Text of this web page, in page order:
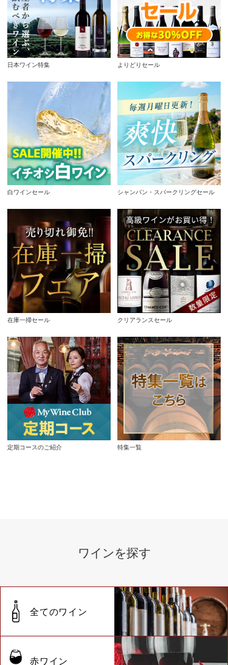
日本ワイン特集 よりどりセール
白ワインセール シャンパン・スパークリングセール
在庫一掃セール クリアランスセール
定期コースのご紹介 特集一覧
ワインを探す
全てのワイン
赤ワイン